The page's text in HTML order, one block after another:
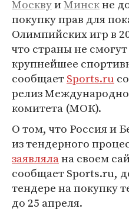
МосквуиМинскне
покупку прав для
Олимпийских игр в
что страны не
крупнейшее
сообщаетSports.ru
релиз
комитета (МОК).
О том, что Россия и
из тендерного
заявлялана своем
сообщает Sports.ru,
тендере на покупку
до 25 апреля.